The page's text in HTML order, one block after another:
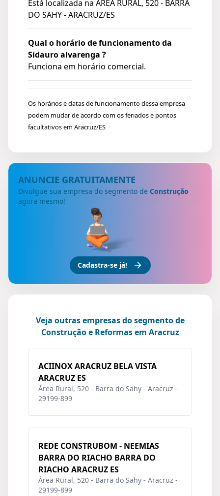
Está localizada na ÁREA RURAL, 520 - BARRA
DO SAHY - ARACRUZ/ES
Qual o horário de funcionamento da
Sidauro alvarenga ?
Funciona em horário comercial.
Os horários e datas de funcionamento dessa empresa
podem mudar de acordo com os feriados e pontos
facultativos em Aracruz/ES
ANUNCIE GRATUITAMENTE
Divulgue sua empresa do segmento de Construção
agora mesmo!
Cadastra-se já!
Veja outras empresas do segmento de
Construção e Reformas em Aracruz
ACIINOX ARACRUZ BELA VISTA
ARACRUZ ES
Área Rural, 520 - Barra do Sahy - Aracruz -
29199-899
REDE CONSTRUBOM - NEEMIAS
BARRA DO RIACHO BARRA DO
RIACHO ARACRUZ ES
Área Rural, 520 - Barra do Sahy - Aracruz -
29199-899